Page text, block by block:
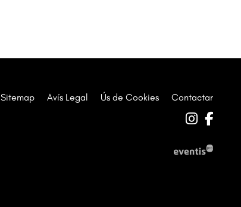
Sitemap Avís Legal Ús de Cookies Contactar
Link a
Link